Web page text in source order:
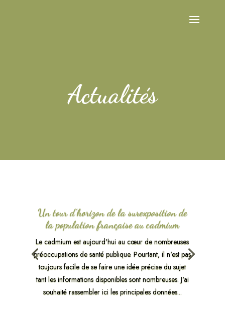
Actualités
Un tour d’horizon de la surexposition de
la population française au cadmium
Le cadmium est aujourd'hui au cœur de nombreuses
préoccupations de santé publique. Pourtant, il n'est pas
toujours facile de se faire une idée précise du sujet
tant les informations disponibles sont nombreuses. J'ai
souhaité rassembler ici les principales données...